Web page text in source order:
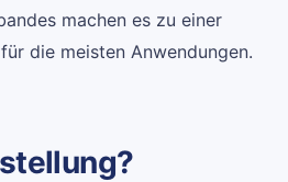
machen es zu einer
die meisten Anwendungen.